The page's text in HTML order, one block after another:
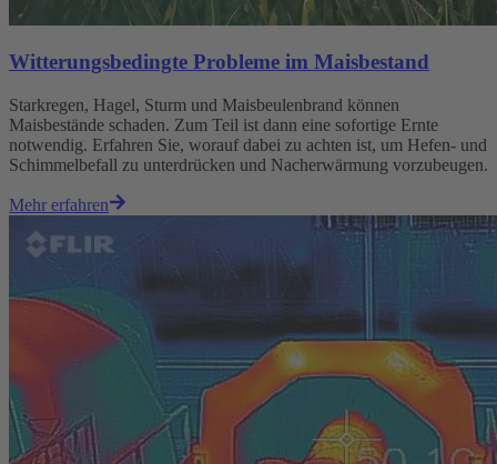
Witterungsbedingte Probleme im Maisbestand
Starkregen, Hagel, Sturm und Maisbeulenbrand können
Maisbestände schaden. Zum Teil ist dann eine sofortige Ernte
notwendig. Erfahren Sie, worauf dabei zu achten ist, um Hefen- und
Schimmelbefall zu unterdrücken und Nacherwärmung vorzubeugen.
Mehr erfahren